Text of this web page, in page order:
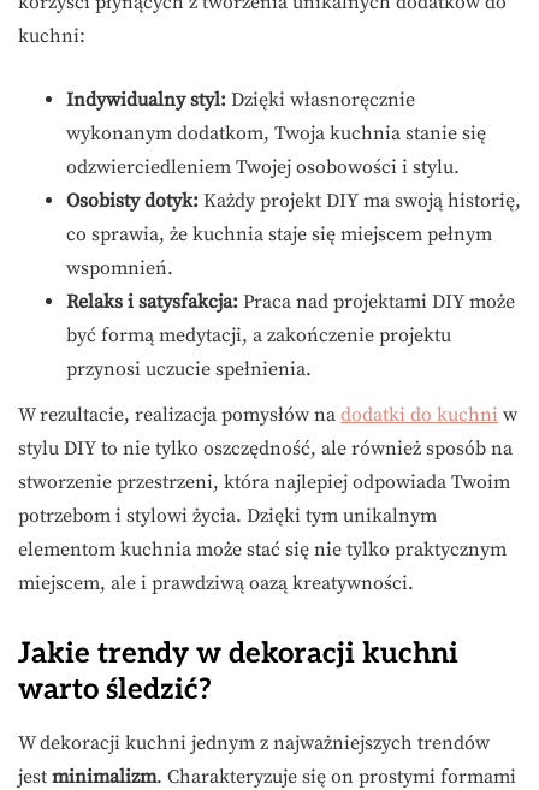
kuchni:
Indywidualny styl: Dzięki własnoręcznie
wykonanym dodatkom, Twoja kuchnia stanie się
odzwierciedleniem Twojej osobowości i stylu.
Osobisty dotyk: Każdy projekt DIY ma swoją historię,
co sprawia, że kuchnia staje się miejscem pełnym
wspomnień.
Relaks i satysfakcja: Praca nad projektami DIY może
być formą medytacji, a zakończenie projektu
przynosi uczucie spełnienia.
W rezultacie, realizacja pomysłów na dodatki do kuchni w
stylu DIY to nie tylko oszczędność, ale również sposób na
stworzenie przestrzeni, która najlepiej odpowiada Twoim
potrzebom i stylowi życia. Dzięki tym unikalnym
elementom kuchnia może stać się nie tylko praktycznym
miejscem, ale i prawdziwą oazą kreatywności.
Jakie trendy w dekoracji kuchni
warto śledzić?
W dekoracji kuchni jednym z najważniejszych trendów
jest minimalizm. Charakteryzuje się on prostymi formami